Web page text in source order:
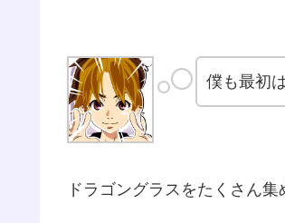
僕も最初
ドラゴングラスをたくさん